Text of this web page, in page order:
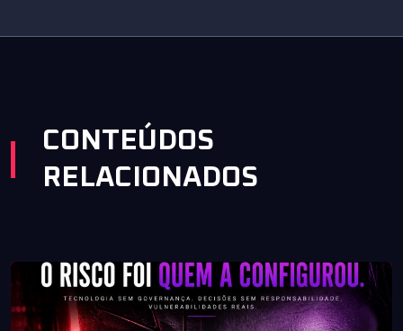
CONTEÚDOS
RELACIONADOS